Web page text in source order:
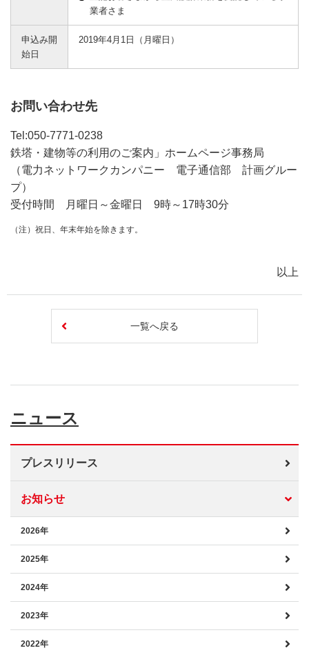
業者さま
申込み開
始日
2019年4月1日（月曜日）
お問い合わせ先
Tel:050-7771-0238
鉄塔・建物等の利用のご案内」ホームページ事務局
（電力ネットワークカンパニー 電子通信部 計画グルー
プ）
受付時間 月曜日～金曜日 9時～17時30分
（注）祝日、年末年始を除きます。
以上
一覧へ戻る
ニュース
プレスリリース
お知らせ
2026年
2025年
2024年
2023年
2022年